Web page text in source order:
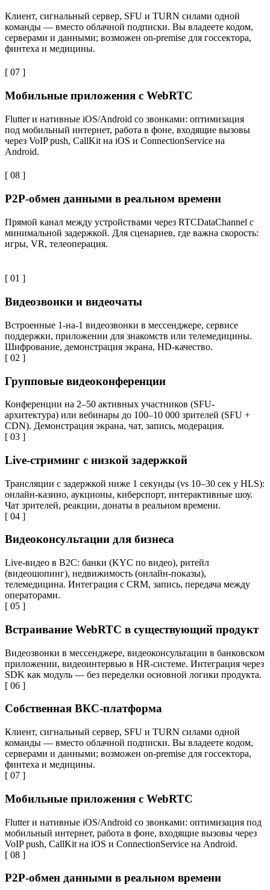
Клиент, сигнальный сервер, SFU и TURN силами одной
команды — вместо облачной подписки. Вы владеете кодом,
серверами и данными; возможен on-premise для госсектора,
финтеха и медицины.
[ 07 ]
Мобильные приложения с WebRTC
Flutter и нативные iOS/Android со звонками: оптимизация
под мобильный интернет, работа в фоне, входящие вызовы
через VoIP push, CallKit на iOS и ConnectionService на
Android.
[ 08 ]
P2P-обмен данными в реальном времени
Прямой канал между устройствами через RTCDataChannel с
минимальной задержкой. Для сценариев, где важна скорость:
игры, VR, телеоперация.
[ 01 ]
Видеозвонки и видеочаты
Встроенные 1-на-1 видеозвонки в мессенджере, сервисе
поддержки, приложении для знакомств или телемедицины.
Шифрование, демонстрация экрана, HD-качество.
[ 02 ]
Групповые видеоконференции
Конференции на 2–50 активных участников (SFU-
архитектура) или вебинары до 100–10 000 зрителей (SFU +
CDN). Демонстрация экрана, чат, запись, модерация.
[ 03 ]
Live-стриминг с низкой задержкой
Трансляции с задержкой ниже 1 секунды (vs 10–30 сек у HLS):
онлайн-казино, аукционы, киберспорт, интерактивные шоу.
Чат зрителей, реакции, донаты в реальном времени.
[ 04 ]
Видеоконсультации для бизнеса
Live-видео в B2C: банки (KYC по видео), ритейл
(видеошопинг), недвижимость (онлайн-показы),
телемедицина. Интеграция с CRM, запись, передача между
операторами.
[ 05 ]
Встраивание WebRTC в существующий продукт
Видеозвонки в мессенджере, видеоконсультации в банковском
приложении, видеоинтервью в HR-системе. Интеграция через
SDK как модуль — без переделки основной логики продукта.
[ 06 ]
Собственная ВКС-платформа
Клиент, сигнальный сервер, SFU и TURN силами одной
команды — вместо облачной подписки. Вы владеете кодом,
серверами и данными; возможен on-premise для госсектора,
финтеха и медицины.
[ 07 ]
Мобильные приложения с WebRTC
Flutter и нативные iOS/Android со звонками: оптимизация под
мобильный интернет, работа в фоне, входящие вызовы через
VoIP push, CallKit на iOS и ConnectionService на Android.
[ 08 ]
P2P-обмен данными в реальном времени